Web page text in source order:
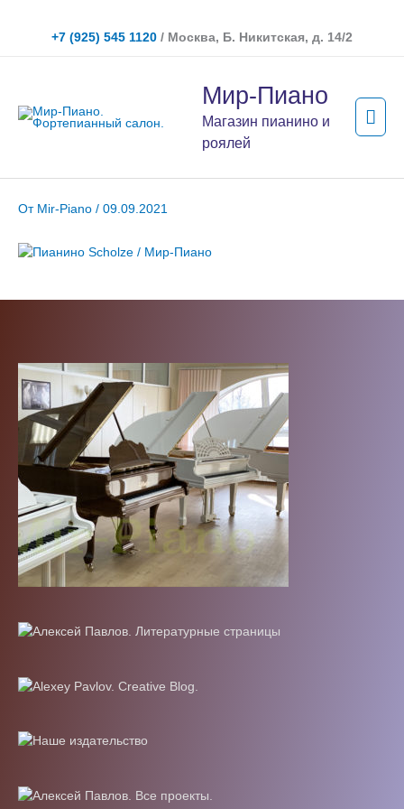
содержимому
+7 (925) 545 1120 / Москва, Б. Никитская, д. 14/2
Мир-Пиано
Магазин пианино и
роялей
От Mir-Piano / 09.09.2021